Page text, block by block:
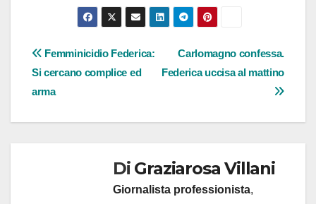
Navigazione
articoli
Carlomagno confessa.
Federica uccisa al mattino
Femminicidio Federica:
Si cercano complice ed
arma
Di Graziarosa Villani
Giornalista professionista,